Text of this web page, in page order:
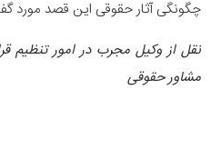
چگونگی آثار حقوقی این قصد مورد
نقل از وکیل مجرب در امور تنظیم
مشاور حقوقی